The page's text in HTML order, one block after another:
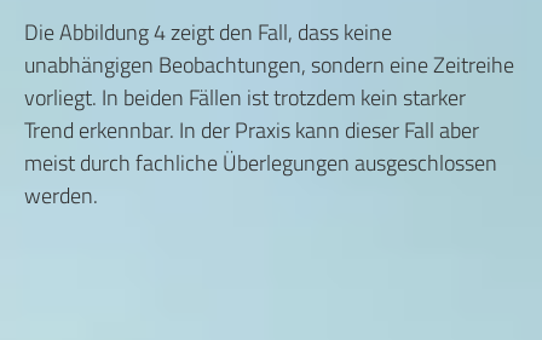
Die Abbildung 4 zeigt den Fall, dass keine
unabhängigen Beobachtungen, sondern eine Zeitreihe
vorliegt. In beiden Fällen ist trotzdem kein starker
Trend erkennbar. In der Praxis kann dieser Fall aber
meist durch fachliche Überlegungen ausgeschlossen
werden.